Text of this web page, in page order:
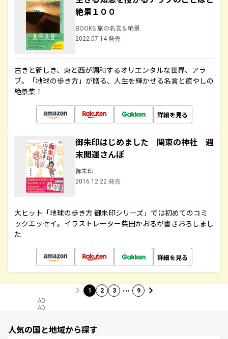
絶景１００
BOOKS 旅の名言＆絶景
2022.07.14 発売
古きと新しき、東と西が調和するオリエンタルな世界、アラ
ブ。「地球の歩き方」が贈る、人生を輝かせる名言と癒やしの
絶景集！
詳細を見る
御朱印はじめました 関東の神社 週
末開運さんぽ
御朱印
2016.12.22 発売
大ヒット「地球の歩き方 御朱印シリーズ」では初めてのコミ
ックエッセイ。イラストレーター柴田かおるが書きおろしまし
た
詳細を見る
1 2 3 … 9
AD
AD
人気の国と地域から探す